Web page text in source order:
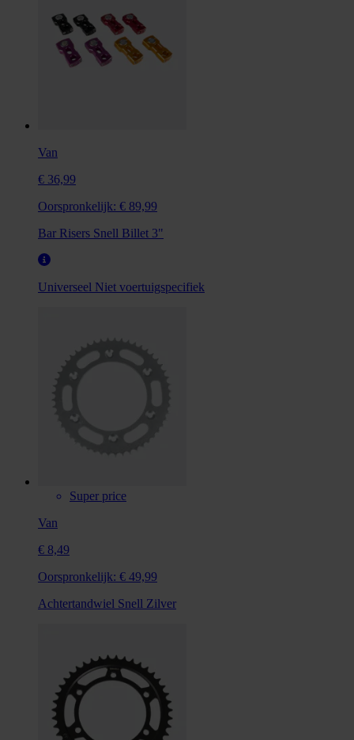
Van
€ 36,99
Oorspronkelijk: € 89,99
Bar Risers Snell Billet 3"
Universeel Niet voertuigspecifiek
Super price
Van
€ 8,49
Oorspronkelijk: € 49,99
Achtertandwiel Snell Zilver